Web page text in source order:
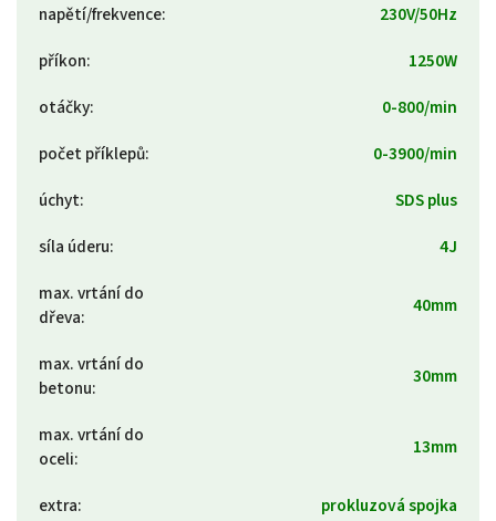
napětí/frekvence:
230V/50Hz
příkon:
1250W
otáčky:
0-800/min
počet příklepů:
0-3900/min
úchyt:
SDS plus
síla úderu:
4J
max. vrtání do
dřeva: 40mm
max. vrtání do
betonu: 30mm
max. vrtání do
oceli: 13mm
extra: prokluzová spojka